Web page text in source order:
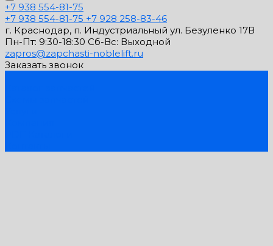
+7 938 554-81-75
+7 938 554-81-75 +7 928 258-83-46
г. Краснодар, п. Индустриальный ул. Безуленко 17В
Пн-Пт: 9:30-18:30 Cб-Вс: Выходной
zapros@zapchasti-noblelift.ru
Заказать звонок